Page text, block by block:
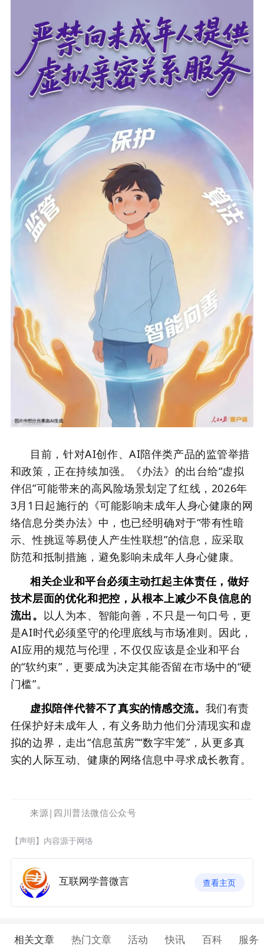
目前，针对AI创作、AI陪伴类产品的监管举措
和政策，正在持续加强。《办法》的出台给“虚拟
伴侣”可能带来的高风险场景划定了红线，2026年
3月1日起施行的《可能影响未成年人身心健康的网
络信息分类办法》中，也已经明确对于“带有性暗
示、性挑逗等易使人产生性联想”的信息，应采取
防范和抵制措施，避免影响未成年人身心健康。
相关企业和平台必须主动扛起主体责任，做好
技术层面的优化和把控，从根本上减少不良信息的
流出。 以人为本、智能向善，不只是一句口号，更
是AI时代必须坚守的伦理底线与市场准则。因此，
AI应用的规范与伦理，不仅仅应该是企业和平台
的“软约束”，更要成为决定其能否留在市场中的“硬
门槛”。
虚拟陪伴代替不了真实的情感交流。 我们有责
任保护好未成年人，有义务助力他们分清现实和虚
拟的边界，走出“信息茧房”“数字牢笼”，从更多真
实的人际互动、健康的网络信息中寻求成长教育。
来源|四川普法微信公众号
【声明】内容源于网络
互联网学普微言 查看主页
相关文章 热门文章 活动 快讯 百科 服务